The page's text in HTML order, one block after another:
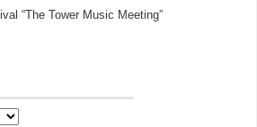
“The Tower Music Meeting”